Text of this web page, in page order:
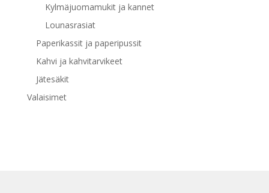
Kylmäjuomamukit ja kannet
Lounasrasiat
Paperikassit ja paperipussit
Kahvi ja kahvitarvikeet
Jätesäkit
Valaisimet